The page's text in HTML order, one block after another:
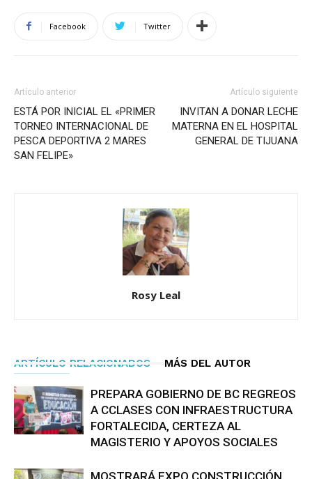
Facebook Twitter
Artículo anterior
ESTÁ POR INICIAL EL «PRIMER
TORNEO INTERNACIONAL DE
PESCA DEPORTIVA 2 MARES
SAN FELIPE»
Artículo siguiente
INVITAN A DONAR LECHE
MATERNA EN EL HOSPITAL
GENERAL DE TIJUANA
Rosy Leal
ARTÍCULO RELACIONADOS MÁS DEL AUTOR
PREPARA GOBIERNO DE BC REGREOS
A CCLASES CON INFRAESTRUCTURA
FORTALECIDA, CERTEZA AL
MAGISTERIO Y APOYOS SOCIALES
MOSTRARÁ EXPO CONSTRUCCIÓN